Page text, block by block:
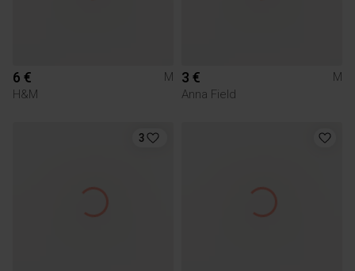
6 €
M
H&M
3 €
M
Anna Field
3